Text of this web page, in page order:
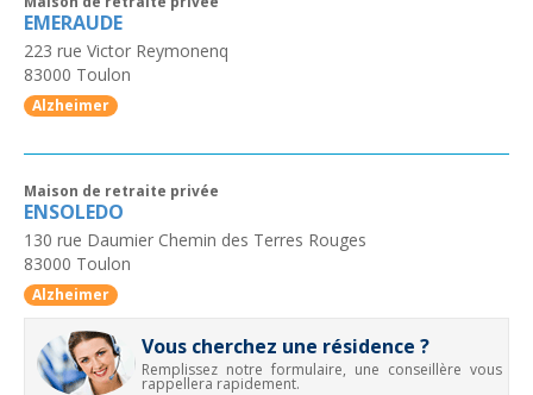
EMERAUDE
223 rue Victor Reymonenq
83000 Toulon
Alzheimer
Maison de retraite privée
ENSOLEDO
130 rue Daumier Chemin des Terres Rouges
83000 Toulon
Alzheimer
Vous cherchez une résidence ?
Remplissez notre formulaire, une conseillère vous
rappellera rapidement.